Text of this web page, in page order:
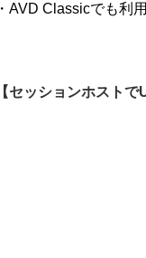
・AVD Classicでも利
【セッションホスト